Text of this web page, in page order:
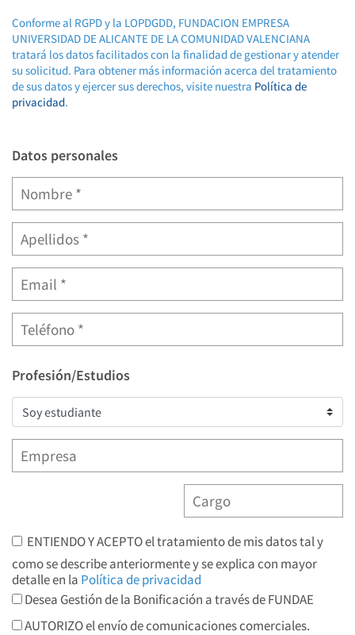
Conforme al RGPD y la LOPDGDD, FUNDACION EMPRESA
UNIVERSIDAD DE ALICANTE DE LA COMUNIDAD VALENCIANA
tratará los datos facilitados con la finalidad de gestionar y atender
su solicitud. Para obtener más información acerca del tratamiento
de sus datos y ejercer sus derechos, visite nuestra Política de
privacidad.
Datos personales
Profesión/Estudios
ENTIENDO Y ACEPTO el tratamiento de mis datos tal y
como se describe anteriormente y se explica con mayor
detalle en la Política de privacidad
Desea Gestión de la Bonificación a través de FUNDAE
AUTORIZO el envío de comunicaciones comerciales.